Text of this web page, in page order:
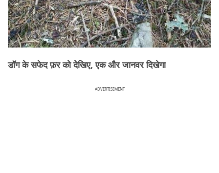
डॉग के सफेद फ़र को देखिए, एक और जानवर दिखेगा
ADVERTISEMENT